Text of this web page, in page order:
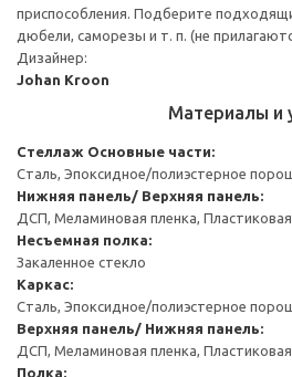
приспособления. Подберите
дюбели, саморезы и т. п. (не
Дизайнер:
Johan Kroon
Материалы и
Стеллаж Основные части:
Сталь, Эпоксидное/полиэстерное
Нижняя панель/ Верхняя панель:
ДСП, Меламиновая пленка,
Несъемная полка:
Закаленное стекло
Каркас:
Сталь, Эпоксидное/полиэстерное
Верхняя панель/ Нижняя панель:
ДСП, Меламиновая пленка,
Полка: